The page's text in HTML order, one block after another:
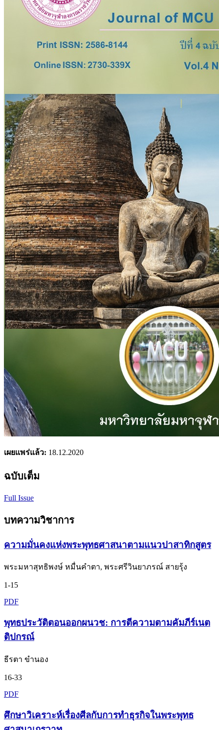
เผยแพร่แล้ว: 18.12.2020
ฉบับเต็ม
Full Issue
บทความวิชาการ
ความมั่นคงแห่งพระพุทธศาสนาตามแนวปาสาทิกสูตร
พระมหาสุทธิพงษ์ หมื่นคำตา, พระศรีวินยาภรณ์ สายรุ้ง
1-15
PDF
พุทธประวัติตอนออกผนวช: การตีความตามคัมภีร์เนต
ติปกรณ์
ธีรตา ขำนอง
16-33
PDF
ศึกษาวิเคราะห์เรื่องศีลกับการทำธุรกิจในพระพุทธ